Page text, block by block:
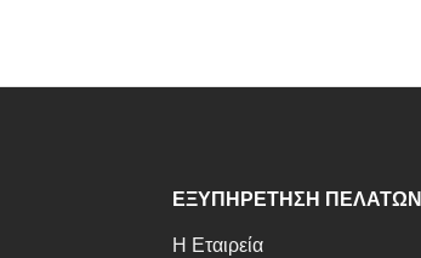
ΕΞΥΠΗΡΕΤΗΣΗ ΠΕΛΑΤΩΝ
Η Εταιρεία